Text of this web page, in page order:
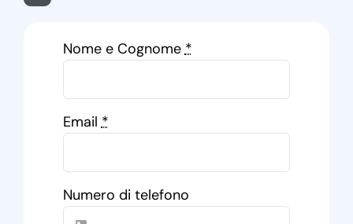
Nome e Cognome*
Email*
Numero di telefono